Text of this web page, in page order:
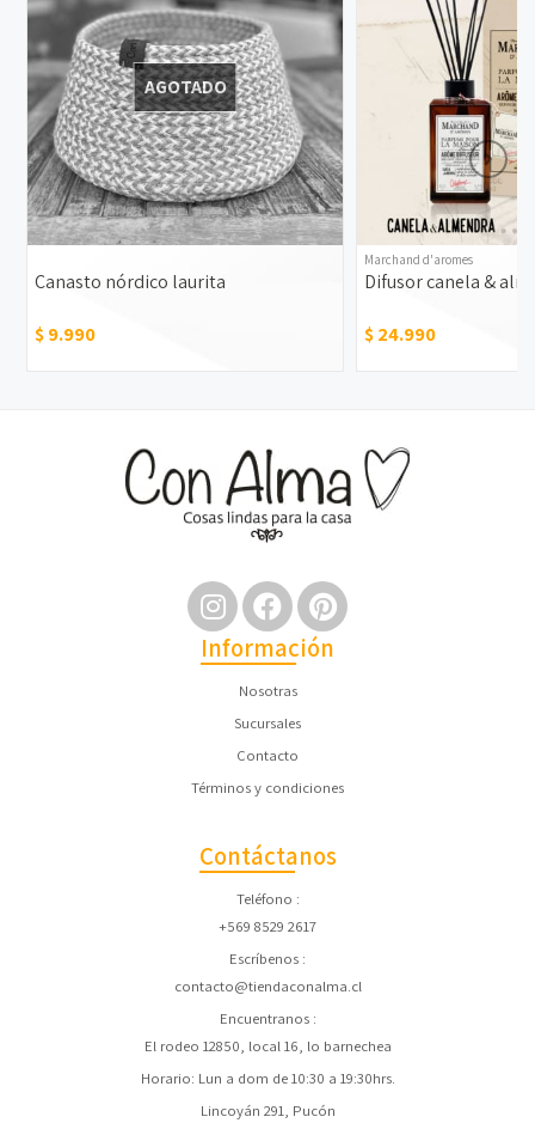
AGOTADO
Canasto nórdico laurita
$ 9.990
Marchand d'aromes
Difusor canela &
$ 24.990
Información
Nosotras
Sucursales
Contacto
Términos y condiciones
Contáctanos
Teléfono
+569 8529 2617
Escríbenos
contacto@tiendaconalma.cl
Encuentranos
El rodeo 12850, local 16, lo barnechea
Horario: Lun a dom de 10:30 a 19:30hrs.
Lincoyán 291, Pucón